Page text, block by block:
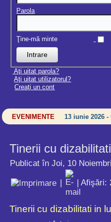
Parola
Ţine-mă minte
Aţi uitat parola?
Aţi uitat utilizatorul?
Creaţi un cont
EVENIMENTE 13 iunie 2026
Tinerii cu
Publicat în Joi, 10
| Afişări:
Tinerii cu dizabilitati in